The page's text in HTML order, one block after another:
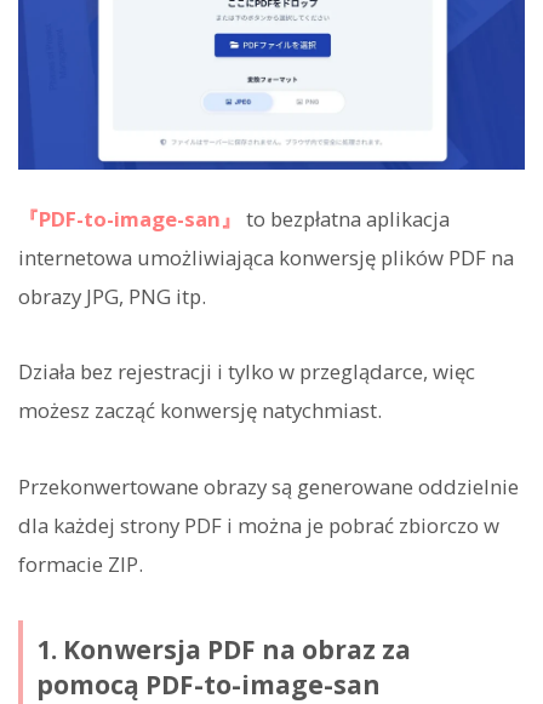
『PDF-to-image-san』 to bezpłatna aplikacja
internetowa umożliwiająca konwersję plików PDF na
obrazy JPG, PNG itp.
Działa bez rejestracji i tylko w przeglądarce, więc
możesz zacząć konwersję natychmiast.
Przekonwertowane obrazy są generowane oddzielnie
dla każdej strony PDF i można je pobrać zbiorczo w
formacie ZIP.
1. Konwersja PDF na obraz za
pomocą PDF-to-image-san